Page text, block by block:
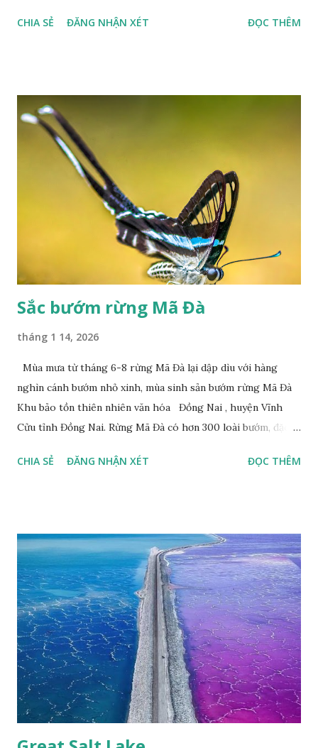
CHIA SẺ ĐĂNG NHẬN XÉT ĐỌC THÊM
Sắc bướm rừng Mã Đà
tháng 1 14, 2026
Mùa mưa từ tháng 6-8 rừng Mã Đà lại dập dìu với hàng
nghìn cánh bướm nhỏ xinh, mùa sinh sản bướm rừng Mã Đà
Khu bảo tồn thiên nhiên văn hóa Đồng Nai , huyện Vĩnh
Cửu tỉnh Đồng Nai. Rừng Mã Đà có hơn 300 loài bướm, đặc
đuôi trắng (Lamproptera curius) đặc trưng là cái đuôi dài
Happy Việt Nam 2024 Vietnam.vn
CHIA SẺ ĐĂNG NHẬN XÉT ĐỌC THÊM